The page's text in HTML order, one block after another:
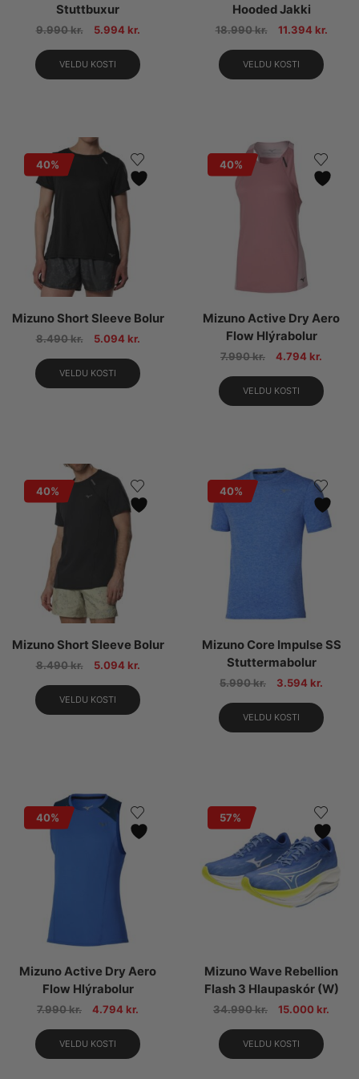
Stuttbuxur
9.990kr. 5.994 kr.
VELDU KOSTI
Hooded Jakki
18.990kr. 11.394 kr.
VELDU KOSTI
40%
Mizuno Short Sleeve Bolur
8.490kr. 5.094 kr.
VELDU KOSTI
40%
Mizuno Active Dry Aero
Flow Hlýrabolur
7.990kr. 4.794 kr.
VELDU KOSTI
40%
Mizuno Short Sleeve Bolur
8.490kr. 5.094 kr.
VELDU KOSTI
40%
Mizuno Core Impulse SS
Stuttermabolur
5.990kr. 3.594 kr.
VELDU KOSTI
40%
Mizuno Active Dry Aero
Flow Hlýrabolur
7.990kr. 4.794 kr.
VELDU KOSTI
57%
Mizuno Wave Rebellion
Flash 3 Hlaupaskór (W)
34.990kr. 15.000 kr.
VELDU KOSTI